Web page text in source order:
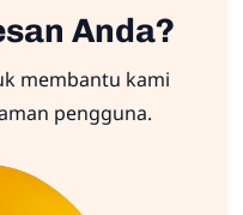
Anda?
membantu kami
pengguna.